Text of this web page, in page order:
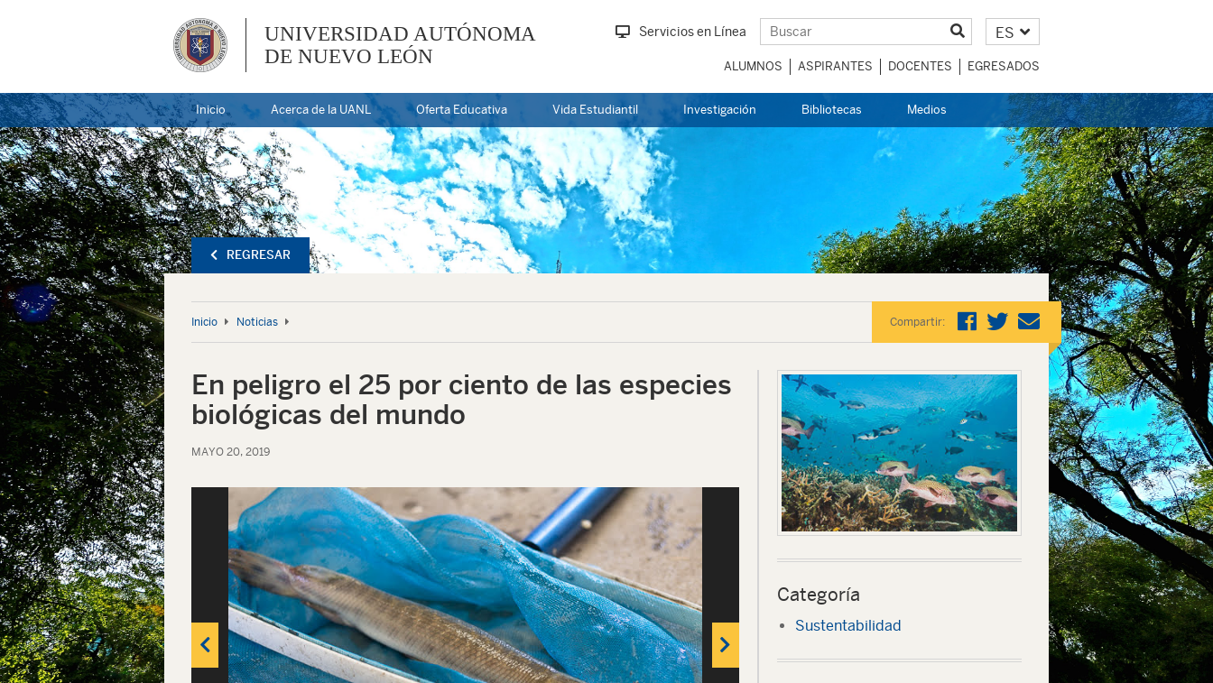
UNIVERSIDAD AUTÓNOMA
DE NUEVO LEÓN
Servicios en Línea ES
ALUMNOS ASPIRANTES DOCENTES EGRESADOS
Inicio Acerca de la UANL Oferta Educativa Vida Estudiantil Investigación Bibliotecas Medios
REGRESAR
Inicio Noticias Compartir:
En peligro el 25 por ciento de las especies
biológicas del mundo
MAYO 20, 2019
Categoría
Sustentabilidad